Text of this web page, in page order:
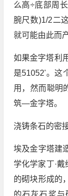
么高÷底部周
腕尺数)1/2二
就可能由此而
如果金字塔利
是51052'。这
用，然而聪明
筑—金字塔。
浇铸条石的密
埃及金字塔建
学化学家丁·
的砌块形成的
的石灰石浆